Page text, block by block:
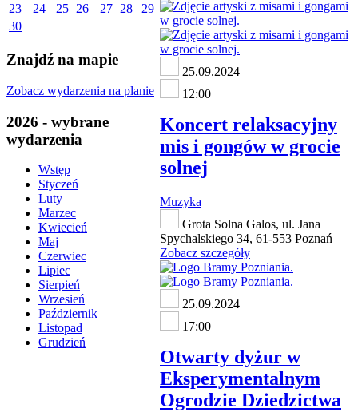
23
24 25 26 27 28
29
30
Znajdź na mapie
Zobacz wydarzenia na planie
2026 - wybrane
wydarzenia
Wstęp
Styczeń
Luty
Marzec
Kwiecień
Maj
Czerwiec
Lipiec
Sierpień
Wrzesień
Październik
Listopad
Grudzień
25.09.2024
12:00
Koncert relaksacyjny
mis i gongów w grocie
solnej
Muzyka
Grota Solna Galos, ul. Jana
Spychalskiego 34, 61-553 Poznań
Zobacz szczegóły
25.09.2024
17:00
Otwarty dyżur w
Eksperymentalnym
Ogrodzie Dziedzictwa